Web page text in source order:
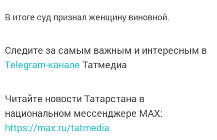
В итоге суд признал женщину виновной.
Следите за самым важным и интересным в
Telegram-канале Татмедиа
Читайте новости Татарстана в
национальном мессенджере MАХ:
https://max.ru/tatmedia